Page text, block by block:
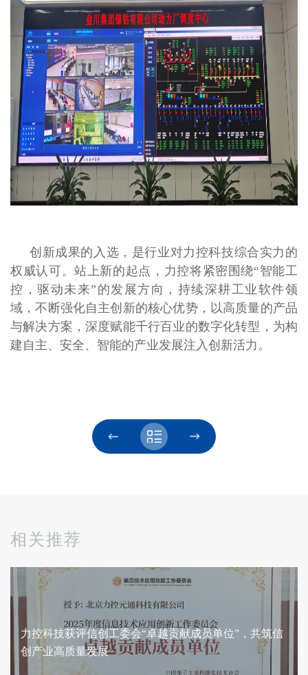
创新成果的入选，是行业对力控科技综合实力的
权威认可。站上新的起点，力控将紧密围绕“智能工
控，驱动未来”的发展方向，持续深耕工业软件领
域，不断强化自主创新的核心优势，以高质量的产品
与解决方案，深度赋能千行百业的数字化转型，为构
建自主、安全、智能的产业发展注入创新活力。
相关推荐
力控科技获评信创工委会“卓越贡献成员单位”，共筑信
创产业高质量发展